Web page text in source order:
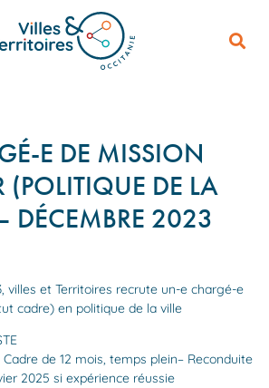
E DE MISSION
(POLITIQUE DE LA
DÉCEMBRE 2023
villes et Territoires recrute un-e chargé-e
cadre) en politique de la ville
de 12 mois, temps plein– Reconduite
2025 si expérience réussie